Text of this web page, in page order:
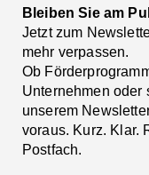
Bleiben Sie am
Jetzt zum
mehr verpassen.
Ob
Unternehmen oder
unserem
voraus. Kurz. Klar.
Postfach.